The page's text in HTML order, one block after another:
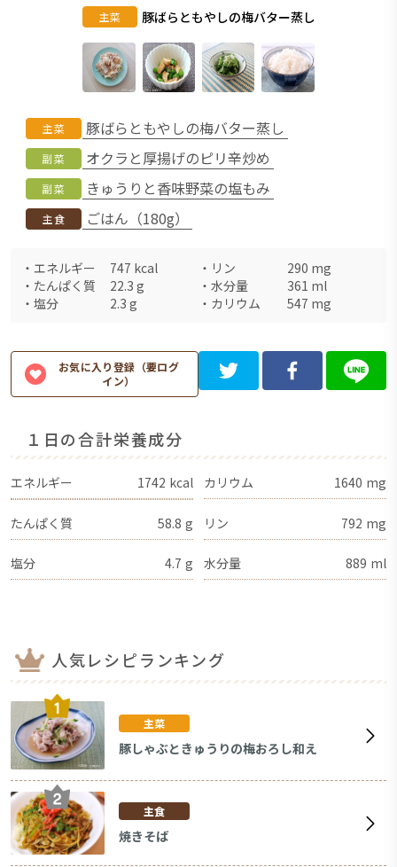
主菜 豚ばらともやしの梅バター蒸し
主菜 豚ばらともやしの梅バター蒸し
副菜 オクラと厚揚げのピリ辛炒め
副菜 きゅうりと香味野菜の塩もみ
主食 ごはん（180g）
・ エネルギー 747 kcal ・ リン 290 mg
・ たんぱく質 22.3 g ・ 水分量 361 ml
・ 塩分 2.3 g ・ カリウム 547 mg
お気に入り登録（要ログ
イン）
１日の合計栄養成分
エネルギー 1742 kcal カリウム 1640 mg
たんぱく質 58.8 g リン 792 mg
塩分 4.7 g 水分量 889 ml
人気レシピランキング
主菜
豚しゃぶときゅうりの梅おろし和え
主食
焼きそば